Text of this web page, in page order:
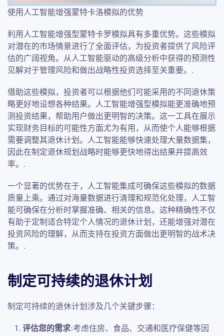
使用人工智能增强蒙特卡洛模拟的优势
利用人工智能增强型蒙特卡罗模拟具有多重优势。这些模拟
对潜在的市场情景进行了全面评估，为投资者提供了风险评
估的广阔视角。从人工智能驱动的高级分析中获得的预测性
见解对于管理风险和做出战略性投资选择至关重要。.
借助这些模拟，投资者可以根据他们可能采用的不同退休策
略更好地设想各种结果。人工智能增强型模拟能更准确地预
测投资结果，帮助用户做出更明智的决策。这一工具在展示
实现财务目标的可能性方面尤为有用，从而使个人能够根据
需要调整其退休计划。人工智能能够快速处理大量数据集，
因此在制定退休规划战略时能够更快地得出结果并提高效
率。.
一个显著的优势在于，人工智能集成可确保这些模拟的数据
质量上乘。通过对海量数据进行清理和规范化处理，人工智
能可确保在分析时掌握准确、相关的信息。这种精确性不仅
有助于定制适合特定个人情况的退休计划，还能增强对潜在
投资风险的理解，从而支持在投资方面做出更明智的战术决
策。.
制定可持续的退休计划
制定可持续的退休计划涉及几个关键步骤：
评估您的需求:考虑住房、食品、交通和医疗保健等因